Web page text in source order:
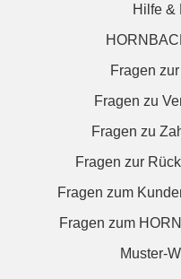
Hilfe &
Fragen
Fragen zu
Fragen zu
Fragen zur
Fragen zum
Fragen zum
Muster-